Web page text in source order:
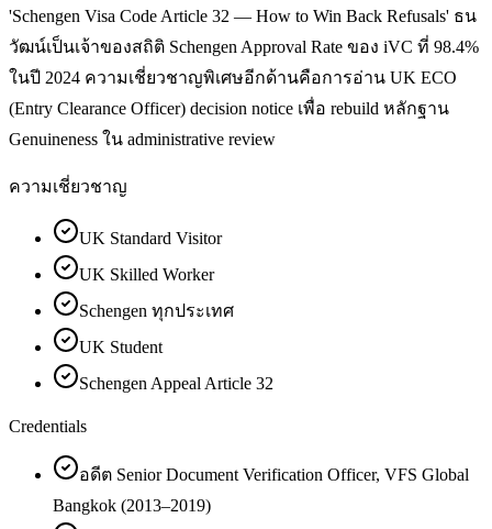
'Schengen Visa Code Article 32 — How to Win Back Refusals' ธน
วัฒน์เป็นเจ้าของสถิติ Schengen Approval Rate ของ iVC ที่ 98.4%
ในปี 2024 ความเชี่ยวชาญพิเศษอีกด้านคือการอ่าน UK ECO
(Entry Clearance Officer) decision notice เพื่อ rebuild หลักฐาน
Genuineness ใน administrative review
ความเชี่ยวชาญ
UK Standard Visitor
UK Skilled Worker
Schengen ทุกประเทศ
UK Student
Schengen Appeal Article 32
Credentials
อดีต Senior Document Verification Officer, VFS Global
Bangkok (2013–2019)